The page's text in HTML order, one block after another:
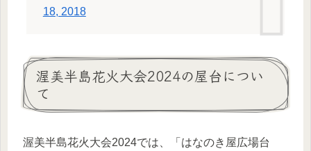
18, 2018
渥美半島花火大会2024の屋台につい
て
渥美半島花火大会2024では、「はなのき屋広場台